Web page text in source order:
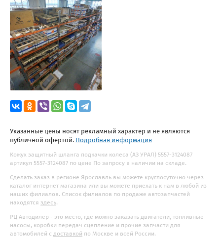
Указанные цены носят рекламный характер и не являются
публичной офертой. Подробная информация
Кожух защитный шланга подкачки колеса (АЗ УРАЛ) 5557-3124087
артикул 5557-3124087 по цене По запросу в наличии на складе.
Сделать заказ в регионе Ярославль вы можете круглосуточно через
каталог интернет магазина или вы можете приехать к нам в любой из
наших филиалов. Список филиалов по продаже автозапчастей
находятся здесь.
РЦ Автодилер - это место, где можно заказать двигатели, топливные
насосы, коробки передач сцепление и прочие запчасти для
автомобилей с доставкой по Москве и всей России.